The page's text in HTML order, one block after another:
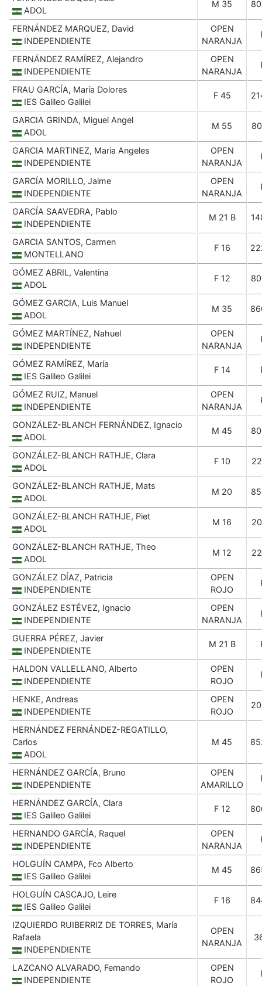
ADOL
M 35
FERNÁNDEZ MARQUEZ, David
INDEPENDIENTE
OPEN
NARANJA
FERNÁNDEZ RAMÍREZ, Alejandro
INDEPENDIENTE
OPEN
NARANJA
FRAU GARCÍA, María Dolores
IES Galileo Galilei
F 45
GARCIA GRINDA, Miguel Angel
ADOL
M 55
GARCIA MARTINEZ, Maria Angeles
INDEPENDIENTE
OPEN
NARANJA
GARCÍA MORILLO, Jaime
INDEPENDIENTE
OPEN
NARANJA
GARCÍA SAAVEDRA, Pablo
INDEPENDIENTE
M 21 B
GARCIA SANTOS, Carmen
MONTELLANO
F 16
GÓMEZ ABRIL, Valentina
ADOL
F 12
GÓMEZ GARCIA, Luis Manuel
ADOL
M 35
GÓMEZ MARTÍNEZ, Nahuel
INDEPENDIENTE
OPEN
NARANJA
GÓMEZ RAMÍREZ, María
IES Galileo Galilei
F 14
GÓMEZ RUIZ, Manuel
INDEPENDIENTE
OPEN
NARANJA
GONZÁLEZ-BLANCH FERNÁNDEZ, Ignacio
ADOL
M 45
GONZÁLEZ-BLANCH RATHJE, Clara
ADOL
F 10
GONZÁLEZ-BLANCH RATHJE, Mats
ADOL
M 20
GONZÁLEZ-BLANCH RATHJE, Piet
ADOL
M 16
GONZÁLEZ-BLANCH RATHJE, Theo
ADOL
M 12
GONZÁLEZ DÍAZ, Patricia
INDEPENDIENTE
OPEN
ROJO
GONZÁLEZ ESTÉVEZ, Ignacio
INDEPENDIENTE
OPEN
NARANJA
GUERRA PÉREZ, Javier
INDEPENDIENTE
M 21 B
HALDON VALLELLANO, Alberto
INDEPENDIENTE
OPEN
ROJO
HENKE, Andreas
INDEPENDIENTE
OPEN
ROJO
HERNÁNDEZ FERNÁNDEZ-REGATILLO,
Carlos
ADOL
M 45
HERNÁNDEZ GARCÍA, Bruno
INDEPENDIENTE
OPEN
AMARILLO
HERNÁNDEZ GARCÍA, Clara
IES Galileo Galilei
F 12
HERNANDO GARCÍA, Raquel
INDEPENDIENTE
OPEN
NARANJA
HOLGUÍN CAMPA, Fco Alberto
IES Galileo Galilei
M 45
HOLGUÍN CASCAJO, Leire
IES Galileo Galilei
F 16
IZQUIERDO RUIBERRIZ DE TORRES, María
Rafaela
INDEPENDIENTE
OPEN
NARANJA
LAZCANO ALVARADO, Fernando
INDEPENDIENTE
OPEN
ROJO